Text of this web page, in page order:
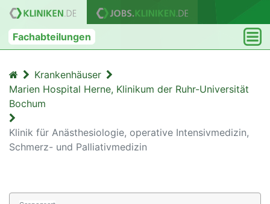
Fachabteilungen
Krankenhäuser
Marien Hospital Herne, Klinikum der Ruhr-Universität
Bochum
Klinik für Anästhesiologie, operative Intensivmedizin,
Schmerz- und Palliativmedizin